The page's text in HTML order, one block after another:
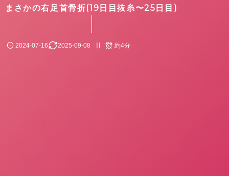
まさかの右足首骨折(19日目抜糸〜25日目)
2024-07-16 2025-09-08 約4分